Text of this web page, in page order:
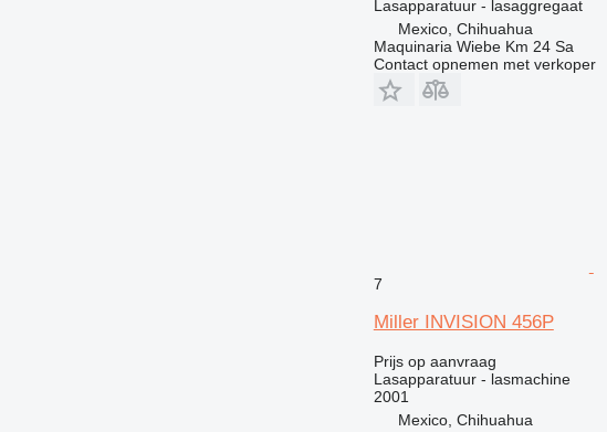
Lasapparatuur - lasaggregaat
Mexico, Chihuahua
Maquinaria Wiebe Km 24 Sa
Contact opnemen met verkoper
7
Miller INVISION 456P
Prijs op aanvraag
Lasapparatuur - lasmachine
2001
Mexico, Chihuahua